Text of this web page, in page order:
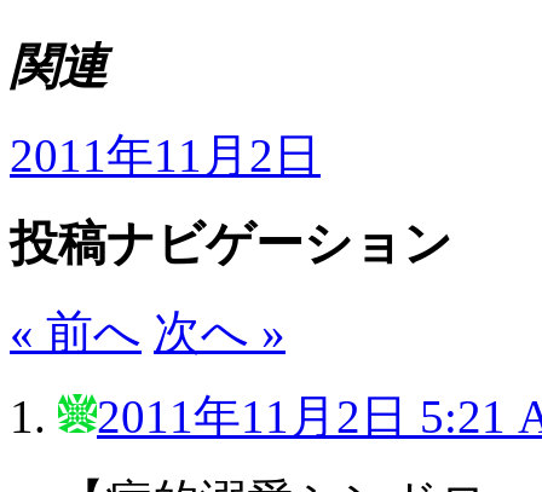
関連
2011年11月2日
投稿ナビゲーション
« 前へ 次へ »
2011年11月2日 5:21